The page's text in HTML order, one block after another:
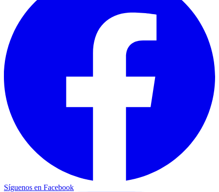
Síguenos en Facebook